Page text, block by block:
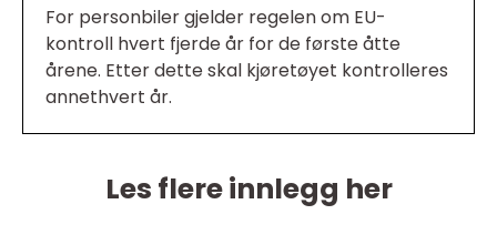
For personbiler gjelder regelen om EU-
kontroll hvert fjerde år for de første åtte
årene. Etter dette skal kjøretøyet kontrolleres
annethvert år.
Les flere innlegg her